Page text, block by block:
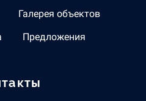
Галерея объектов
Предложения